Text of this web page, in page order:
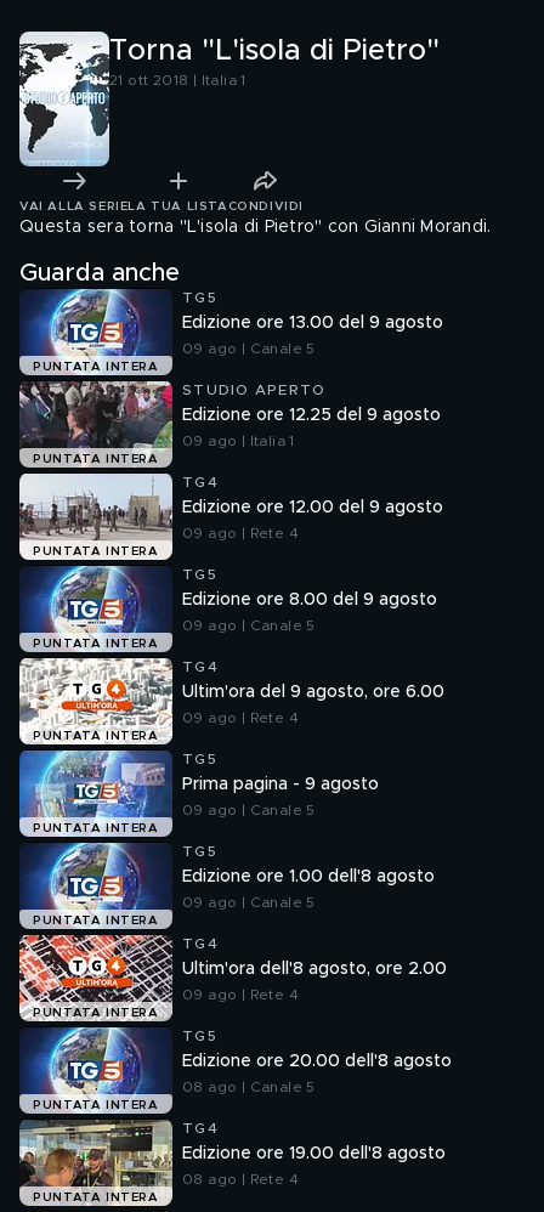
Torna "L'isola di Pietro"
21 ott 2018 | Italia 1
VAI ALLA SERIE LA TUA LISTA CONDIVIDI
Questa sera torna "L'isola di Pietro" con Gianni Morandi.
Guarda anche
PUNTATA INTERA
TG5
Edizione ore 13.00 del 9 agosto
09 ago | Canale 5
PUNTATA INTERA
STUDIO APERTO
Edizione ore 12.25 del 9 agosto
09 ago | Italia 1
PUNTATA INTERA
TG4
Edizione ore 12.00 del 9 agosto
09 ago | Rete 4
PUNTATA INTERA
TG5
Edizione ore 8.00 del 9 agosto
09 ago | Canale 5
PUNTATA INTERA
TG4
Ultim'ora del 9 agosto, ore 6.00
09 ago | Rete 4
PUNTATA INTERA
TG5
Prima pagina - 9 agosto
09 ago | Canale 5
PUNTATA INTERA
TG5
Edizione ore 1.00 dell'8 agosto
09 ago | Canale 5
PUNTATA INTERA
TG4
Ultim'ora dell'8 agosto, ore 2.00
09 ago | Rete 4
PUNTATA INTERA
TG5
Edizione ore 20.00 dell'8 agosto
08 ago | Canale 5
PUNTATA INTERA
TG4
Edizione ore 19.00 dell'8 agosto
08 ago | Rete 4